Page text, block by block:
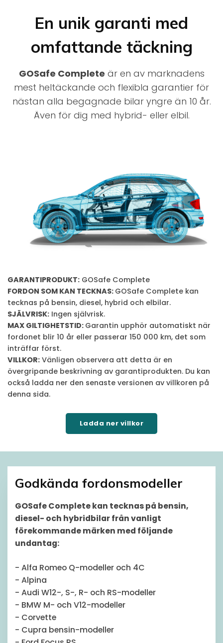
En unik garanti med
omfattande täckning
GOSafe Complete är en av marknadens
mest heltäckande och flexibla garantier för
nästan alla begagnade bilar yngre än 10 år.
Även för dig med hybrid- eller elbil.
GARANTIPRODUKT: GOSafe Complete
FORDON SOM KAN TECKNAS: GOSafe Complete kan
tecknas på bensin, diesel, hybrid och elbilar.
SJÄLVRISK: Ingen självrisk.
MAX GILTIGHETSTID: Garantin upphör automatiskt när
fordonet blir 10 år eller passerar 150 000 km, det som
inträffar först.
VILLKOR: Vänligen observera att detta är en
övergripande beskrivning av garantiprodukten. Du kan
också ladda ner den senaste versionen av villkoren på
denna sida.
Ladda ner villkor
Godkända fordonsmodeller
GOSafe Complete kan tecknas på bensin,
diesel- och hybridbilar från vanligt
förekommande märken med följande
undantag:
- Alfa Romeo Q-modeller och 4C
- Alpina
- Audi W12-, S-, R- och RS-modeller
- BMW M- och V12-modeller
- Corvette
- Cupra bensin-modeller